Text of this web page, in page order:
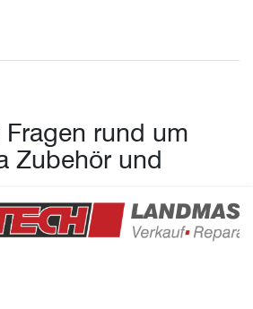
Fragen rund um
Zubehör und
und gebrauchte Agrar-
Hersteller. Alle Artikel sind in hoher
uns auch in unserer
besuchen kommen und Ihre Käufe